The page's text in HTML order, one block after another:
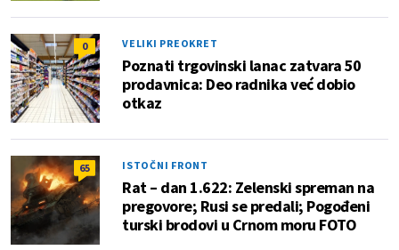
0 VELIKI PREOKRET
Poznati trgovinski lanac zatvara 50
prodavnica: Deo radnika već dobio
otkaz
65 ISTOČNI FRONT
Rat – dan 1.622: Zelenski spreman na
pregovore; Rusi se predali; Pogođeni
turski brodovi u Crnom moru FOTO